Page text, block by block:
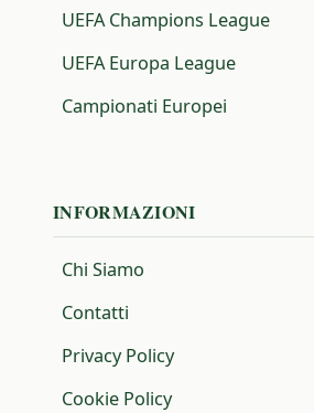
UEFA Champions League
UEFA Europa League
Campionati Europei
INFORMAZIONI
Chi Siamo
Contatti
Privacy Policy
Cookie Policy